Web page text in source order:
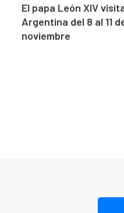
El papa León XIV
Argentina del 8 al 11
noviembre